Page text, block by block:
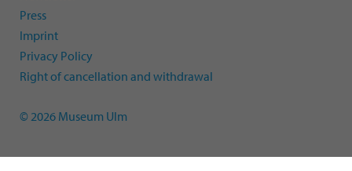
Press
Imprint
Privacy Policy
Right of cancellation and withdrawal
© 2026 Museum Ulm